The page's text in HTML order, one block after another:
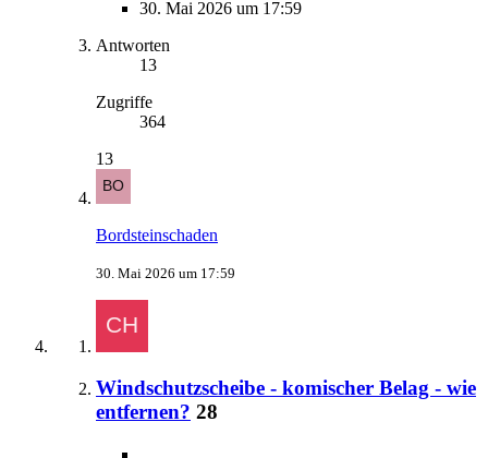
30. Mai 2026 um 17:59
Antworten
13
Zugriffe
364
13
Bordsteinschaden
30. Mai 2026 um 17:59
Windschutzscheibe - komischer Belag - wie
entfernen? 28